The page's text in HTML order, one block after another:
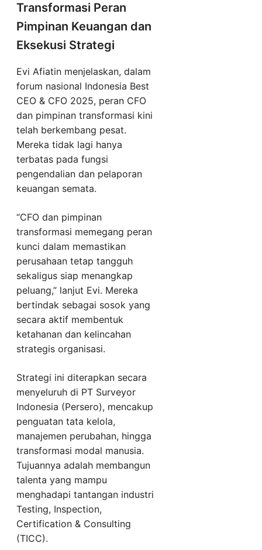
Transformasi Peran
Pimpinan Keuangan dan
Eksekusi Strategi
Evi Afiatin menjelaskan, dalam
forum nasional Indonesia Best
CEO & CFO 2025, peran CFO
dan pimpinan transformasi kini
telah berkembang pesat.
Mereka tidak lagi hanya
terbatas pada fungsi
pengendalian dan pelaporan
keuangan semata.
“CFO dan pimpinan
transformasi memegang peran
kunci dalam memastikan
perusahaan tetap tangguh
sekaligus siap menangkap
peluang,” lanjut Evi. Mereka
bertindak sebagai sosok yang
secara aktif membentuk
ketahanan dan kelincahan
strategis organisasi.
Strategi ini diterapkan secara
menyeluruh di PT Surveyor
Indonesia (Persero), mencakup
penguatan tata kelola,
manajemen perubahan, hingga
transformasi modal manusia.
Tujuannya adalah membangun
talenta yang mampu
menghadapi tantangan industri
Testing, Inspection,
Certification & Consulting
(TICC).